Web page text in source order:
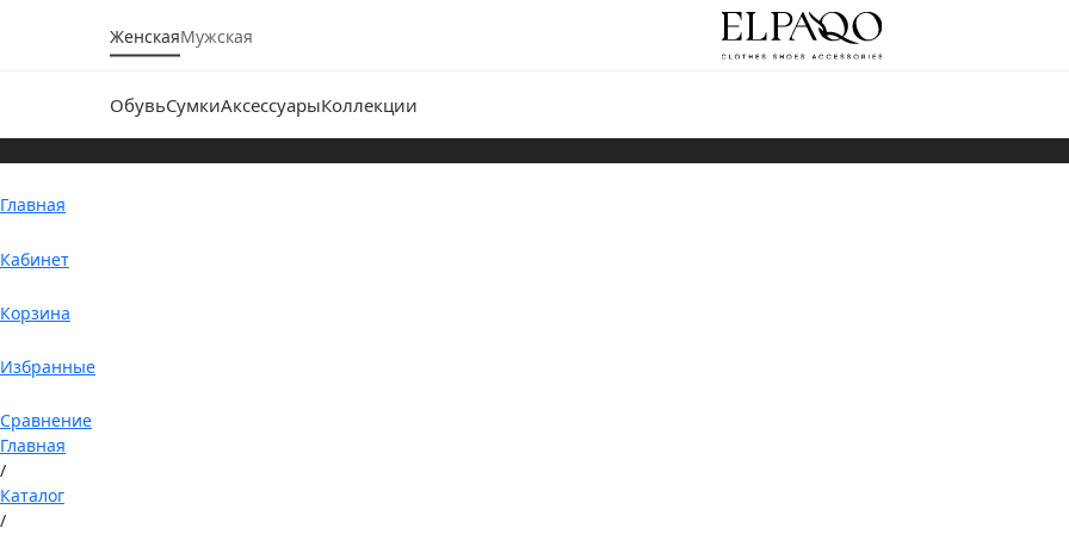
ЖенскаяМужская
ОбувьСумкиАксессуарыКоллекции
Главная
Кабинет
Корзина
Избранные
Сравнение
Главная
/
Каталог
/